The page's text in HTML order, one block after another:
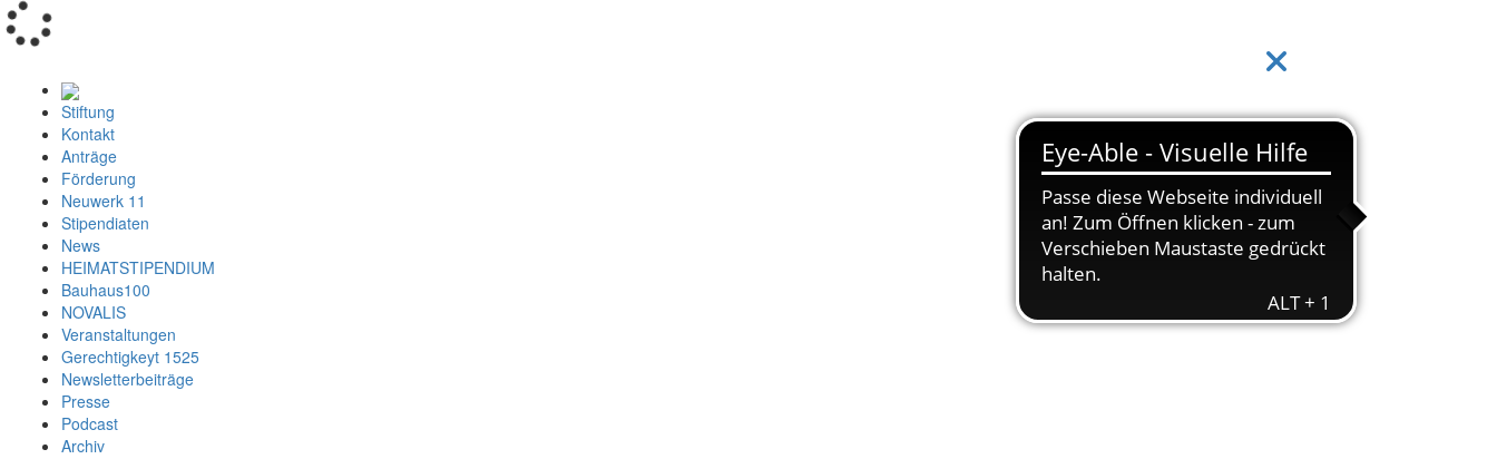
Stiftung
Kontakt
Anträge
Förderung
Neuwerk 11
Stipendiaten
News
HEIMATSTIPENDIUM
Bauhaus100
NOVALIS
Veranstaltungen
Gerechtigkeyt 1525
Newsletterbeiträge
Presse
Podcast
Archiv